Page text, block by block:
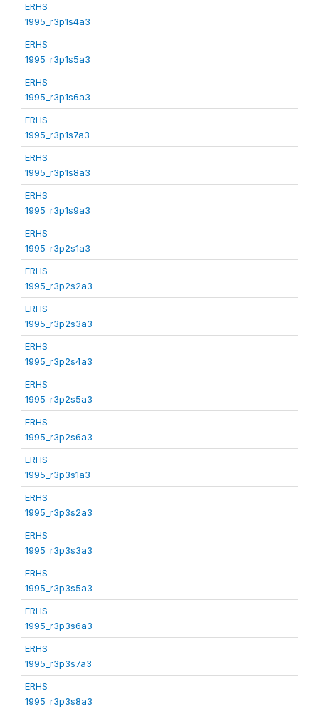
ERHS
1995_r3p1s4a3
ERHS
1995_r3p1s5a3
ERHS
1995_r3p1s6a3
ERHS
1995_r3p1s7a3
ERHS
1995_r3p1s8a3
ERHS
1995_r3p1s9a3
ERHS
1995_r3p2s1a3
ERHS
1995_r3p2s2a3
ERHS
1995_r3p2s3a3
ERHS
1995_r3p2s4a3
ERHS
1995_r3p2s5a3
ERHS
1995_r3p2s6a3
ERHS
1995_r3p3s1a3
ERHS
1995_r3p3s2a3
ERHS
1995_r3p3s3a3
ERHS
1995_r3p3s5a3
ERHS
1995_r3p3s6a3
ERHS
1995_r3p3s7a3
ERHS
1995_r3p3s8a3